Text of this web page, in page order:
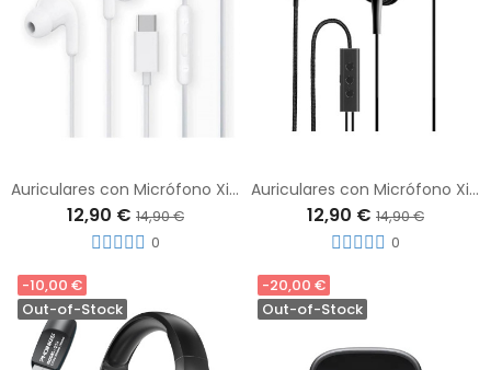
Auriculares con Micrófono Xiaomi M2413E1 Earphones USB Tipo C Blancos
12,90 € 14,90 €
0
Auriculares con Micrófono Xiaomi M2413E1 Earphones USB Tipo C Negros
12,90 € 14,90 €
0
-10,00 €
Out-of-Stock
-20,00 €
Out-of-Stock